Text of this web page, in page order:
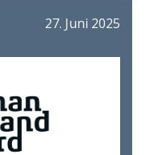
27. Juni 2025